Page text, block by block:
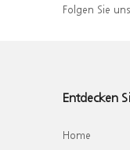
Folgen Sie
Entdecken
Home